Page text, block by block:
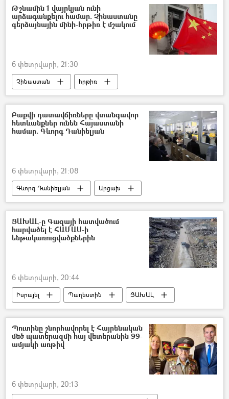
Վլադիմիր Զելենսկի
Թշնամին 1 վայրկյան ունի
արձագանքելու համար. Չինաստանը
գերձայնային մինի-հրթիռ է մշակում
6 փետրվարի, 21:30
Չինաստան
հրթիռ
Գերձայնային հրթիռ
Բաքվի դատավճիռները վտանգավոր
հետևանքներ ունեն Հայաստանի
համար. Գևորգ Դանիելյան
6 փետրվարի, 21:08
Գևորգ Դանիելյան
Արցախ
Ադրբեջան
հայ-ադրբեջանական
Հայ գերիներ, անհետ կորածներ
դատ
ՑԱԽԱԼ-ը Գազայի հատվածում
հարվածել է ՀԱՄԱՍ-ի
ենթակառուցվածքներին
6 փետրվարի, 20:44
Իսրայել Պաղեստին ՑԱԽԱԼ
Պուտինը շնորհավորել է Հայրենական
մեծ պատերազմի հայ վետերանին 99-
ամյակի առթիվ
6 փետրվարի, 20:13